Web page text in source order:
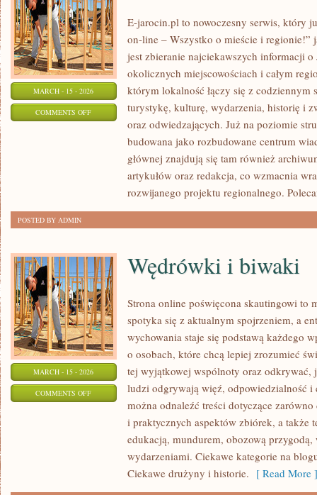
MARCH - 15 - 2026
COMMENTS OFFON
E-jarocin.pl to nowoczesny serwis, który
on-line – Wszystko o mieście i regionie!”
jest zbieranie najciekawszych informacji o
okolicznych miejscowościach i całym
którym lokalność łączy się z codziennym
turystykę, kulturę, wydarzenia, historię i
oraz odwiedzających. Już na poziomie
budowana jako rozbudowane centrum
głównej znajdują się tam również
artykułów oraz redakcja, co wzmacnia
rozwijanego projektu regionalnego.
POSTED BY ADMIN
MARCH - 15 - 2026
COMMENTS OFFON
WĘDRÓWKI
Wędrówki i biwaki
Strona online poświęcona skautingowi to
spotyka się z aktualnym spojrzeniem, a
wychowania staje się podstawą każdego
o osobach, które chcą lepiej zrozumieć
tej wyjątkowej wspólnoty oraz odkrywać,
ludzi odgrywają więź, odpowiedzialność i
można odnaleźć treści dotyczące
i praktycznych aspektów zbiórek, a także
edukacją, mundurem, obozową
wydarzeniami. Ciekawe kategorie na
Ciekawe drużyny i historie. [ Read More ]